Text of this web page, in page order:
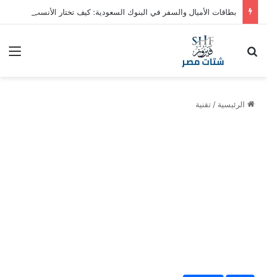
بطاقات الأميال والسفر في البنوك السعودية: كيف تختار الأنسب
بحث عن
الرئيسية / تقنية